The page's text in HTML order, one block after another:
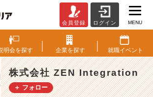
ー
ル
デ
ン
ウ
ィ
会員登録 ログイン MENU
明会を探す 企業を探す 就職イベント
株式会社 ZEN Integration
＋ フォロー